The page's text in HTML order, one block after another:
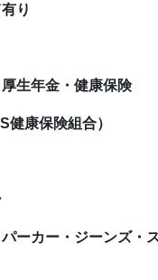
り
生年金・健康保険
健康保険組合）
ーカー・ジーンズ・